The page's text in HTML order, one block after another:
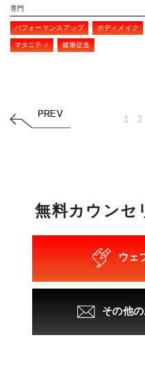
専門
パフォーマンスアップ ボディメイク
マタニティ 健康促進
PREV
PREV
1 2
無料カ ウ ンセ
ウェ
その他